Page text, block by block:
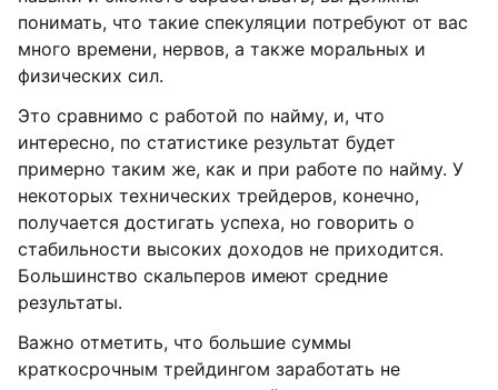
понимать, что такие спекуляции потребуют от вас
много времени, нервов, а также моральных и
физических сил.
Это сравнимо с работой по найму, и, что
интересно, по статистике результат будет
примерно таким же, как и при работе по найму. У
некоторых технических трейдеров, конечно,
получается достигать успеха, но говорить о
стабильности высоких доходов не приходится.
Большинство скальперов имеют средние
результаты.
Важно отметить, что большие суммы
краткосрочным трейдингом заработать не